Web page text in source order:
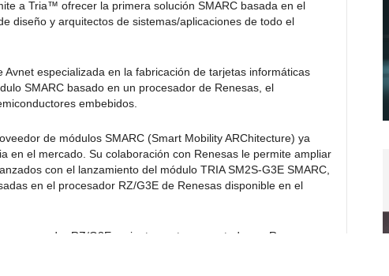
a Tria™ ofrecer la primera solución SMARC basada en el
diseño y arquitectos de sistemas/aplicaciones de todo el
especializada en la fabricación de tarjetas informáticas
SMARC basado en un procesador de Renesas, el
embebidos.
de módulos SMARC (Smart Mobility ARChitecture) ya
en el mercado. Su colaboración con Renesas le permite ampliar
con el lanzamiento del módulo TRIA SM2S-G3E SMARC,
en el procesador RZ/G3E de Renesas disponible en el
RZ/G3E recientemente presentado por Renesas,
Cortex®-A55 que funcionan a 1,8GHz, un núcleo Arm
real y una unidad de procesamiento neuronal (NPU) Arm